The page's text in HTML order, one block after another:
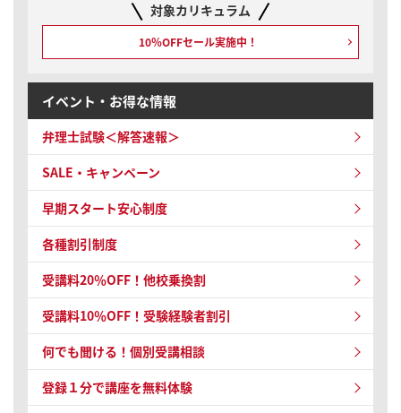
対象カリキュラム
10％OFFセール実施中！
イベント・お得な情報
弁理士試験＜解答速報＞
SALE・キャンペーン
早期スタート安心制度
各種割引制度
受講料20％OFF！他校乗換割
受講料10％OFF！受験経験者割引
何でも聞ける！個別受講相談
登録１分で講座を無料体験